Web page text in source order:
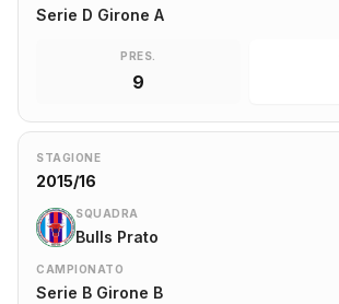
Serie D Girone A
PRES.
9
STAGIONE
2015/16
SQUADRA
Bulls Prato
CAMPIONATO
Serie B Girone B